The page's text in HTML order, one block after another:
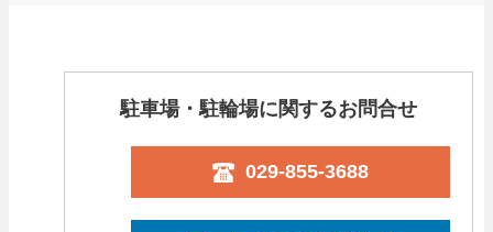
駐車場・駐輪場に関するお問合せ
029-855-3688